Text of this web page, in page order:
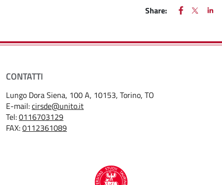
Share:
FACEBOOK
(apre una
X
(apre
CONTATTI
Lungo Dora Siena, 100 A, 10153, Torino, TO
E-mail:cirsde@unito.it
Tel:0116703129
FAX:0112361089